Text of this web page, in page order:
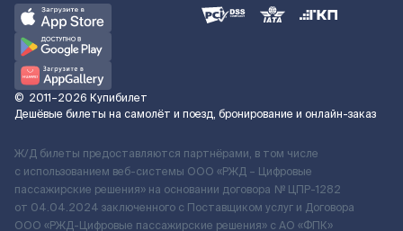
© 2011–2026 Купибилет
Дешёвые билеты на самолёт и поезд, бронирование и онлайн-заказ
Ж/Д билеты предоставляются партнёрами, в том числе
с использованием веб-системы ООО «РЖД – Цифровые
пассажирские решения» на основании договора № ЦПР-1282
от 04.04.2024 заключенного с Поставщиком услуг и Договора
ООО «РЖД-Цифровые пассажирские решения» c АО «ФПК»